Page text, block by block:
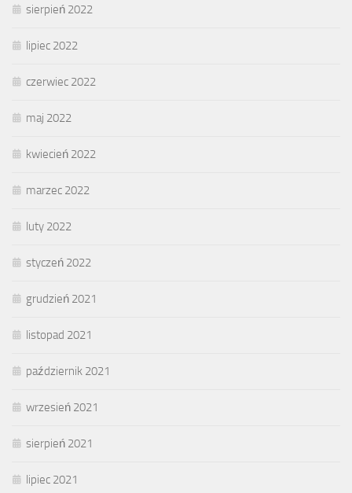
sierpień 2022
lipiec 2022
czerwiec 2022
maj 2022
kwiecień 2022
marzec 2022
luty 2022
styczeń 2022
grudzień 2021
listopad 2021
październik 2021
wrzesień 2021
sierpień 2021
lipiec 2021